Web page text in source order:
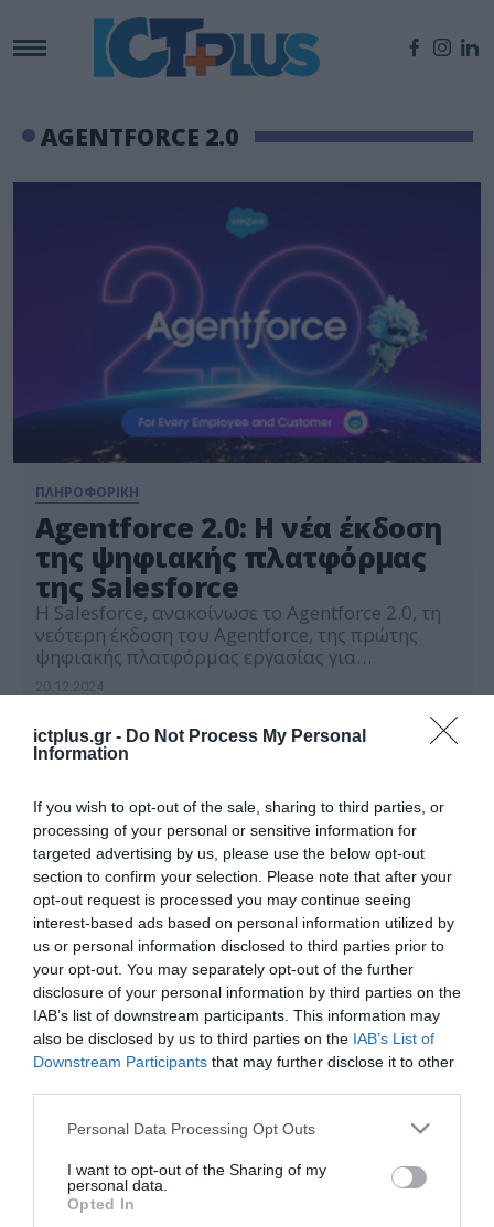
ictplus.gr - Do Not Process My Personal
Information
If you wish to opt-out of the sale, sharing to third parties, or
processing of your personal or sensitive information for
targeted advertising by us, please use the below opt-out
section to confirm your selection. Please note that after your
opt-out request is processed you may continue seeing
interest-based ads based on personal information utilized by
us or personal information disclosed to third parties prior to
your opt-out. You may separately opt-out of the further
disclosure of your personal information by third parties on the
IAB’s list of downstream participants. This information may
also be disclosed by us to third parties on the IAB’s List of
Downstream Participants that may further disclose it to other
Please note that this website/app uses one or more Google
not limited to your visit or usage behaviour. You may click to
grant or deny consent to Google and its third-party tags to
use your data for below specified purposes in below Google
Personal Data Processing Opt Outs
I want to opt-out of the Sharing of my
personal data.
Opted In
AGENTFORCE 2.0
ΠΛΗΡΟΦΟΡΙΚΗ
Agentforce 2.0: Η νέα έκδοση
της ψηφιακής πλατφόρμας
της Salesforce
Η Salesforce, ανακοίνωσε το Agentforce 2.0, τη
νεότερη έκδοση του Agentforce, της πρώτης
ψηφιακής πλατφόρμας εργασίας για
σύστημα τεχνητής νοημοσύνης το οποίο
ενισχύει τις επιχειρήσεις και τους
εργαζόμενους με τη βοήθεια των αυτόνομων AI
agents. Η πιο πρόσφατη έκδοση εισάγει μια νέα
δεξιοτήτων και ενοποιημένων ροών […]